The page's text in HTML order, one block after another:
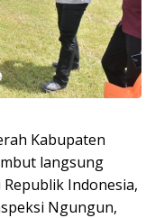
Kabupaten
langsung
Indonesia,
Ngungun,